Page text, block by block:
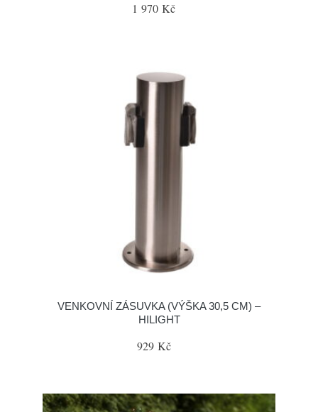
1 970 Kč
VENKOVNÍ ZÁSUVKA (VÝŠKA 30,5 CM) –
HILIGHT
929 Kč